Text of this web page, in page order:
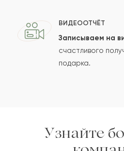
Отзыв будет опубликован
Проверяем на спам.
ВИДЕООТЧЁТ
Записываем на
счастливого
подарка.
Узнайте